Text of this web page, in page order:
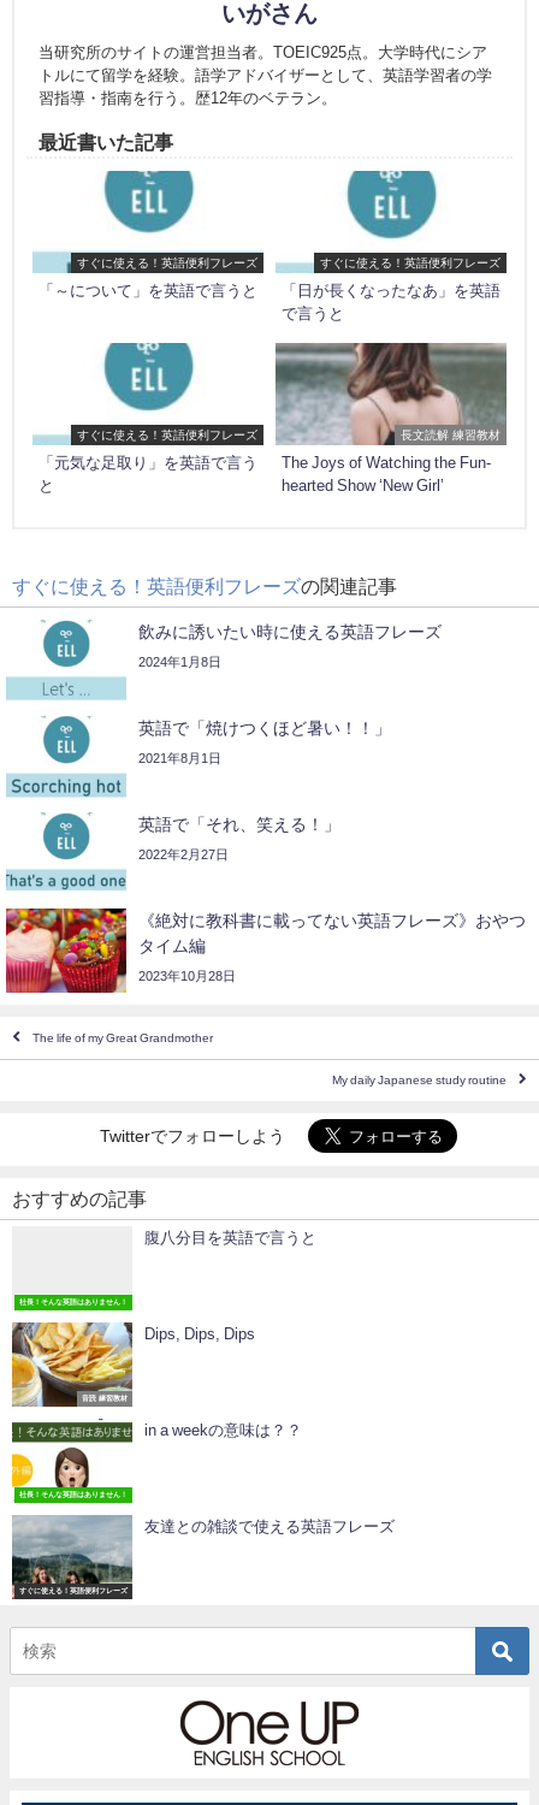
いがさん
当研究所のサイトの運営担当者。TOEIC925点。大学時代にシア
トルにて留学を経験。語学アドバイザーとして、英語学習者の学
習指導・指南を行う。歴12年のベテラン。
最近書いた記事
すぐに使える！英語便利フレーズ
「～について」を英語で言うと
すぐに使える！英語便利フレーズ
「日が長くなったなあ」を英語
で言うと
すぐに使える！英語便利フレーズ
「元気な足取り」を英語で言う
と
長文読解 練習教材
The Joys of Watching the Fun-
hearted Show ‘New Girl’
すぐに使える！英語便利フレーズの関連記事
飲みに誘いたい時に使える英語フレーズ
2024年1月8日
英語で「焼けつくほど暑い！！」
2021年8月1日
英語で「それ、笑える！」
2022年2月27日
《絶対に教科書に載ってない英語フレーズ》おやつ
タイム編
2023年10月28日
The life of my Great Grandmother
My daily Japanese study routine
Twitterでフォローしよう
おすすめの記事
社長！そんな英語はありません！
腹八分目を英語で言うと
音読 練習教材
Dips, Dips, Dips
社長！そんな英語はありません！
in a weekの意味は？？
すぐに使える！英語便利フレーズ
友達との雑談で使える英語フレーズ